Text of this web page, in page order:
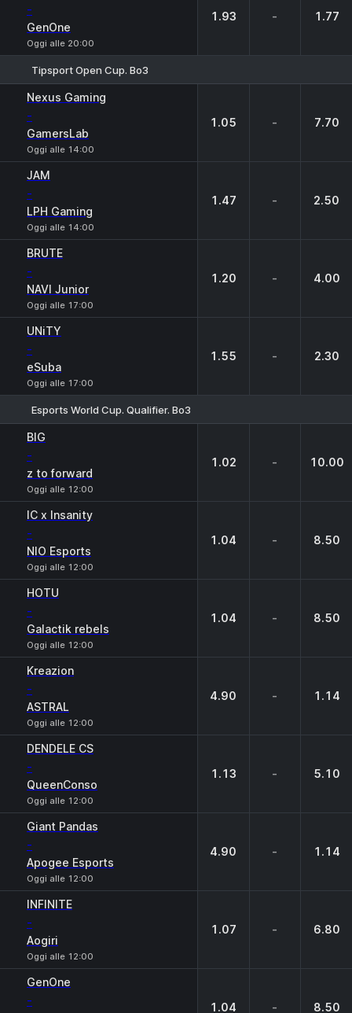
-
GenOne
Oggi alle 20:00
1.93 - 1.77
Tipsport Open Cup. Bo3
Nexus Gaming
-
GamersLab
Oggi alle 14:00
1.05 - 7.70
JAM
-
LPH Gaming
Oggi alle 14:00
1.47 - 2.50
BRUTE
-
NAVI Junior
Oggi alle 17:00
1.20 - 4.00
UNiTY
-
eSuba
Oggi alle 17:00
1.55 - 2.30
Esports World Cup. Qualifier. Bo3
BIG
-
z to forward
Oggi alle 12:00
1.02 - 10.00
IC x Insanity
-
NIO Esports
Oggi alle 12:00
1.04 - 8.50
HOTU
-
Galactik rebels
Oggi alle 12:00
1.04 - 8.50
Kreazion
-
ASTRAL
Oggi alle 12:00
4.90 - 1.14
DENDELE CS
-
QueenConso
Oggi alle 12:00
1.13 - 5.10
Giant Pandas
-
Apogee Esports
Oggi alle 12:00
4.90 - 1.14
INFINITE
-
Aogiri
Oggi alle 12:00
1.07 - 6.80
GenOne
- 1.04 - 8.50